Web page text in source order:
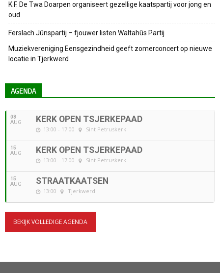
K.F. De Twa Doarpen organiseert gezellige kaatspartij voor jong en
oud
Ferslach Jûnspartij – fjouwer listen Waltahûs Partij
Muziekvereniging Eensgezindheid geeft zomerconcert op nieuwe
locatie in Tjerkwerd
AGENDA
08
AUG KERK OPEN TSJERKEPAAD
13:00 - 17:00 Sint Petruskerk
15
AUG KERK OPEN TSJERKEPAAD
13:00 - 17:00 Sint Petruskerk
15
AUG STRAATKAATSEN
13:00 Tjerkwerd
BEKIJK VOLLEDIGE AGENDA